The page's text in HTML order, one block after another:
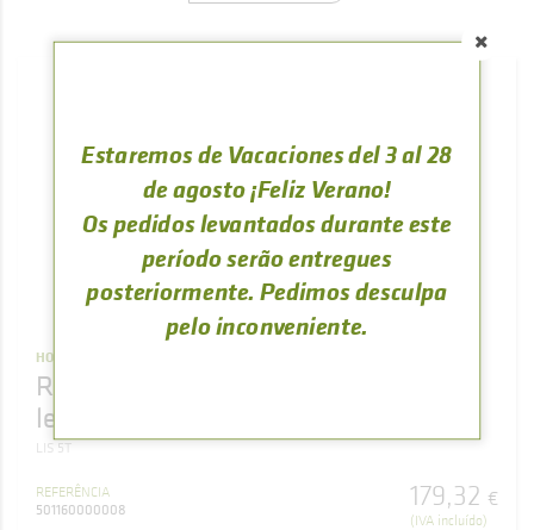
HOGARES
Refractario hogar completo cocina de
leña LIS nº5
LIS 5T
REFERÊNCIA
501160000008
179,32 €
(IVA incluído)
Estaremos de Vacaciones del 3 al 28
de agosto ¡Feliz Verano!
Os pedidos levantados durante este
período serão entregues
posteriormente. Pedimos desculpa
pelo inconveniente.